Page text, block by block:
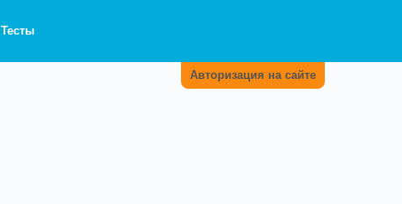
Тесты
Авторизация на сайте